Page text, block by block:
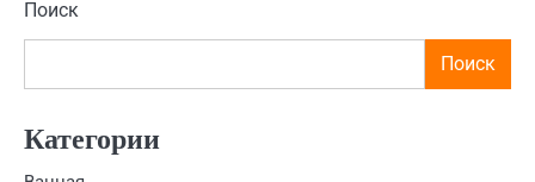
Поиск
Поиск
Категории